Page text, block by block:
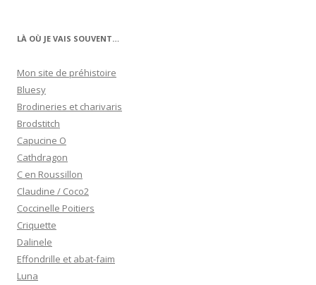
LÀ OÙ JE VAIS SOUVENT…
Mon site de préhistoire
Bluesy
Brodineries et charivaris
Brodstitch
Capucine O
Cathdragon
C en Roussillon
Claudine / Coco2
Coccinelle Poitiers
Criquette
Dalinele
Effondrille et abat-faim
Luna